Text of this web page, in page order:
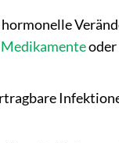
Medikamenteoder